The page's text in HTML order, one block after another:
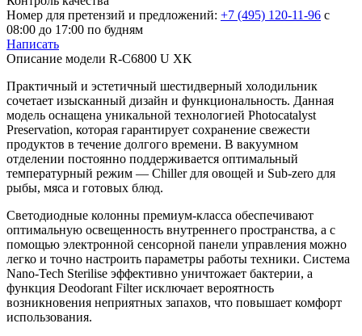
Номер для претензий и предложений: +7 (495) 120-11-96 с
08:00 до 17:00 по будням
Написать
Описание модели R-C6800 U XK
Практичный и эстетичный шестидверный холодильник
сочетает изысканный дизайн и функциональность. Данная
модель оснащена уникальной технологией Photocatalyst
Preservation, которая гарантирует сохранение свежести
продуктов в течение долгого времени. В вакуумном
отделении постоянно поддерживается оптимальный
температурный режим — Chiller для овощей и Sub-zero для
рыбы, мяса и готовых блюд.
Светодиодные колонны премиум-класса обеспечивают
оптимальную освещенность внутреннего пространства, а с
помощью электронной сенсорной панели управления можно
легко и точно настроить параметры работы техники. Система
Nano-Tech Sterilise эффективно уничтожает бактерии, а
функция Deodorant Filter исключает вероятность
возникновения неприятных запахов, что повышает комфорт
использования.